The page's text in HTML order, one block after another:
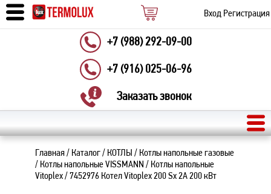
Вход Регистрация
+7 (988) 292-09-00
+7 (916) 025-06-96
Заказать звонок
Главная/ Каталог/ КОТЛЫ / Котлы напольные газовые
/ Котлы напольные VISSMANN / Котлы напольные
Vitoplex/ 7452976 Котел Vitoplex 200 Sx 2A 200 кВт